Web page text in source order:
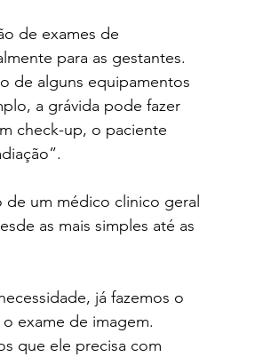
de exames de
para as gestantes.
de alguns equipamentos
a grávida pode fazer
check-up, o paciente
um médico clinico geral
as mais simples até as
já fazemos o
exame de imagem.
que ele precisa com